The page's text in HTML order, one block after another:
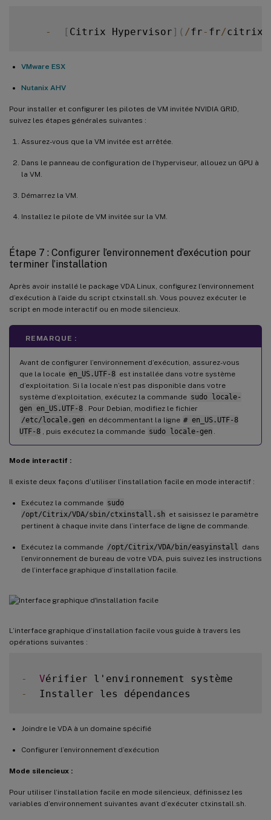
- [ Citrix Hypervisor ] ( /fr - fr/citrix
VMware ESX
Nutanix AHV
Pour installer et configurer les pilotes de VM invitée NVIDIA GRID,
suivez les étapes générales suivantes :
Assurez-vous que la VM invitée est arrêtée.
Dans le panneau de configuration de l’hyperviseur, allouez un GPU à
la VM.
Démarrez la VM.
Installez le pilote de VM invitée sur la VM.
Étape 7 : Configurer l’environnement d’exécution pour
terminer l’installation
Après avoir installé le package VDA Linux, configurez l’environnement
d’exécution à l’aide du script ctxinstall.sh. Vous pouvez exécuter le
script en mode interactif ou en mode silencieux.
REMARQUE :
Avant de configurer l’environnement d’exécution, assurez-vous
que la locale en_US.UTF-8 est installée dans votre système
d’exploitation. Si la locale n’est pas disponible dans votre
système d’exploitation, exécutez la commande sudo locale-
gen en_US.UTF-8
. Pour Debian, modifiez le fichier
/etc/locale.gen en décommentant la ligne # en_US.UTF-8
UTF-8
, puis exécutez la commande sudo locale-gen
Mode interactif :
Il existe deux façons d’utiliser l’installation facile en mode interactif :
Exécutez la commande sudo
/opt/Citrix/VDA/sbin/ctxinstall.sh et saisissez le paramètre
pertinent à chaque invite dans l’interface de ligne de commande.
Exécutez la commande /opt/Citrix/VDA/bin/easyinstall
dans
l’environnement de bureau de votre VDA, puis suivez les instructions
de l’interface graphique d’installation facile.
L’interface graphique d’installation facile vous guide à travers les
opérations suivantes :
- V
-
Joindre le VDA à un domaine spécifié
Configurer l’environnement d’exécution
Mode silencieux :
Pour utiliser l’installation facile en mode silencieux, définissez les
variables d’environnement suivantes avant d’exécuter ctxinstall.sh.